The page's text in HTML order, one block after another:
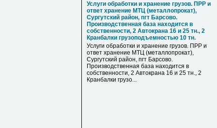
Услуги обработки и хранение грузов. ПРР и
ответ хранение МТЦ (металлопрокат),
Сургутский район, пгт Барсово.
Производственная база находится в
собственности, 2 Автокрана 16 и 25 тн., 2
Кранбалки грузоподъемностью 10 тн.
Услуги обработки и хранение грузов. ПРР и
ответ хранение МТЦ (металлопрокат),
Сургутский район, пгт Барсово.
Производственная база находится в
собственности, 2 Автокрана 16 и 25 тн., 2
Кранбалки грузо...